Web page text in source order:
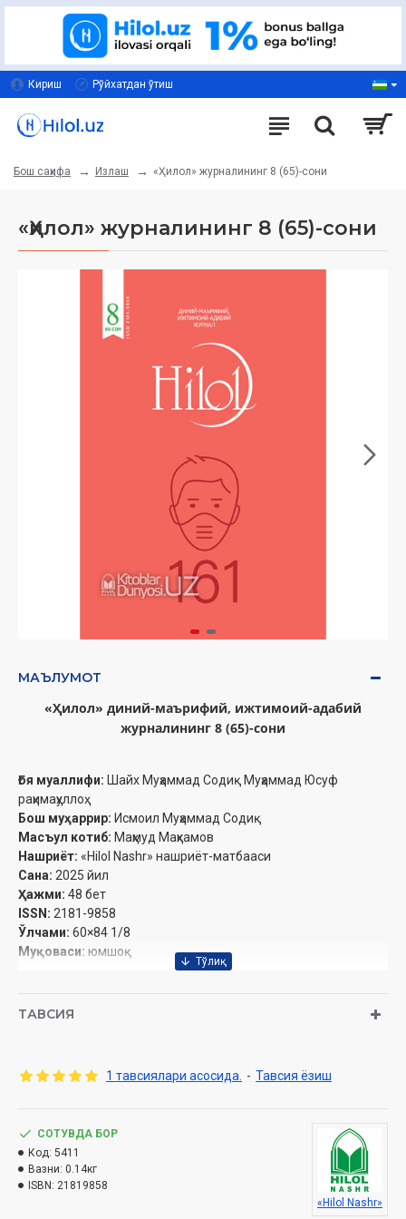
Кириш Рўйхатдан ўтиш
Бош саҳифа Излаш «Ҳилол» журналининг 8 (65)-сони
«Ҳилол» журналининг 8 (65)-сони
МАЪЛУМОТ
«Ҳилол» диний-маърифий, ижтимоий-адабий
журналининг 8 (65)-сони
Ғоя муаллифи: Шайх Муҳаммад Содиқ Муҳаммад Юсуф
раҳимаҳуллоҳ
Бош муҳаррир: Исмоил Муҳаммад Содиқ
Масъул котиб: Маҳмуд Маҳкамов
Нашриёт: «Hilol Nashr» нашриёт-матбааси‎
Сана: 2025 йил
Ҳажми: 48 бет‎
ISSN: 2181-9858
Ўлчами: 60×84 1/8
Муқоваси: юмшоқ
ҳузуридаги Дин ишлари бўйича қўмитанинг 2024 йил 27
Эслатиб ўтамиз, журналга обуна хизмати бор:
Ушбу сонда
ТАВСИЯ
1 тавсиялари асосида. - Тавсия ёзиш
СОТУВДА БОР
Код: 5411
Вазни: 0.14кг
ISBN: 21819858
«Hilol Nashr»